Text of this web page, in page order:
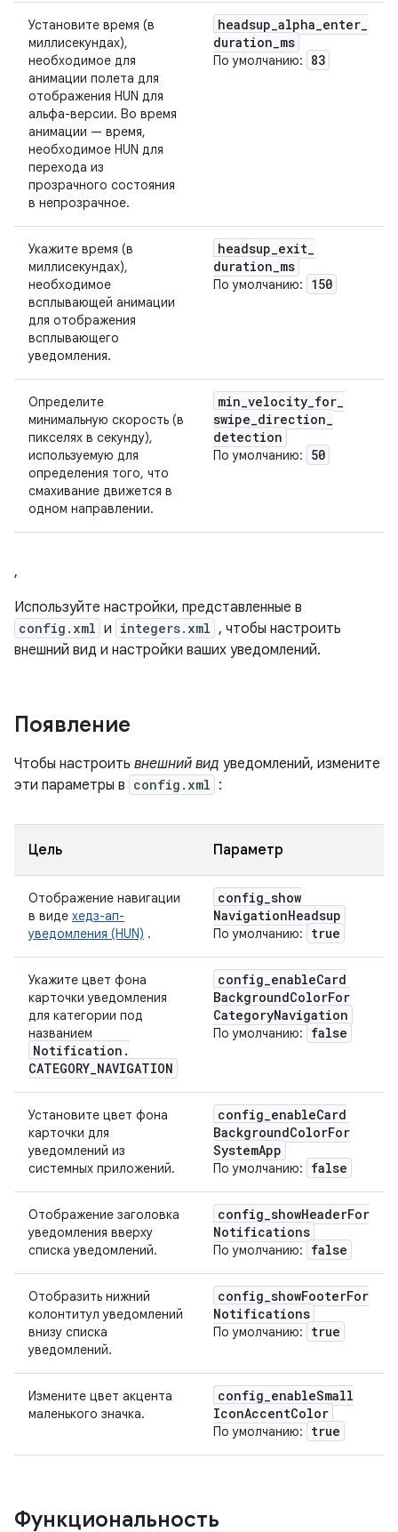
Установите время (в
миллисекундах),
необходимое для
анимации полета для
отображения HUN для
альфа-версии. Во время
анимации — время,
необходимое HUN для
перехода из
прозрачного состояния
в непрозрачное.
headsup_alpha_enter_
duration_ms
По умолчанию: 83
Укажите время (в
миллисекундах),
необходимое
всплывающей анимации
для отображения
всплывающего
уведомления.
headsup_exit_
duration_ms
По умолчанию: 150
Определите
минимальную скорость (в
пикселях в секунду),
используемую для
определения того, что
смахивание движется в
одном направлении.
min_velocity_for_
swipe_direction_
detection
По умолчанию: 50
,
Используйте настройки, представленные в
config.xml и integers.xml , чтобы настроить
внешний вид и настройки ваших уведомлений.
Появление
Чтобы настроить внешний вид уведомлений, измените
эти параметры в config.xml :
Цель Параметр
Отображение навигации
в виде хедз-ап-
уведомления (HUN) .
config_show
NavigationHeadsup
По умолчанию: true
Укажите цвет фона
карточки уведомления
для категории под
названием
Notification .
CATEGORY_NAVIGATION
config_enableCard
BackgroundColorFor
CategoryNavigation
По умолчанию: false
Установите цвет фона
карточки для
уведомлений из
системных приложений.
config_enableCard
BackgroundColorFor
SystemApp
По умолчанию: false
Отображение заголовка
уведомления вверху
списка уведомлений.
config_showHeaderFor
Notifications
По умолчанию: false
Отобразить нижний
колонтитул уведомлений
внизу списка
уведомлений.
config_showFooterFor
Notifications
По умолчанию: true
Измените цвет акцента
маленького значка.
config_enableSmall
IconAccentColor
По умолчанию: true
Функциональность